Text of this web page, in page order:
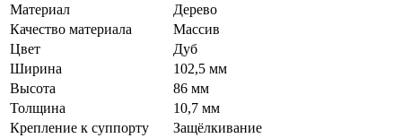
Материал
Дерево
Качество материала
Массив
Цвет
Дуб
Ширина
102,5 мм
Высота
86 мм
Толщина
10,7 мм
Крепление к суппорту
Защёлкивание